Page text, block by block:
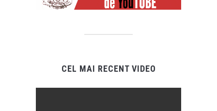
CEL MAI RECENT VIDEO